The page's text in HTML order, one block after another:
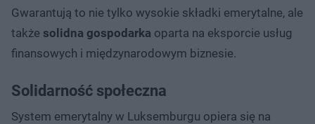
Gwarantują to nie tylko wysokie składki emerytalne, ale
także solidna gospodarka oparta na eksporcie usług
finansowych i międzynarodowym biznesie.
Solidarność społeczna
System emerytalny w Luksemburgu opiera się na